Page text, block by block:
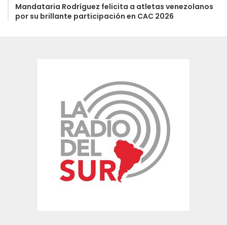
Mandataria Rodríguez felicita a atletas venezolanos
por su brillante participación en CAC 2026